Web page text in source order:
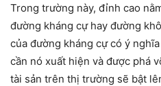
Trong trường này, đỉnh cao
đường kháng cự hay đường
của đường kháng cự có ý
cần nó xuất hiện và được phá
tài sản trên thị trường sẽ bật